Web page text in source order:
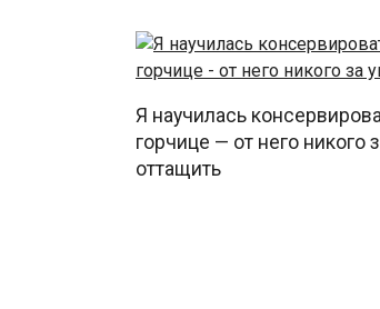
Я научилась
горчице — от него никого
оттащить